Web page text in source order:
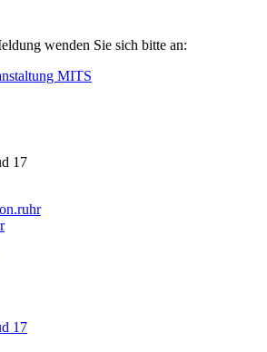
wenden Sie sich bitte an:
17
17